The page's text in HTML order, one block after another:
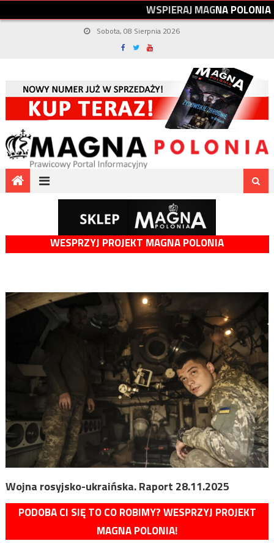
WSPIERAJMAGNAPOLONIA
Sobota, 08 Sierpnia 2026
WESPRZYJ PROJEKT MAGNA POLONIA
Wojna rosyjsko-ukraińska. Raport 28.11.2025
PODOBA CI SIĘ TO CO ROBIMY? WESPRZYJ PROJEKT
MAGNA POLONIA!